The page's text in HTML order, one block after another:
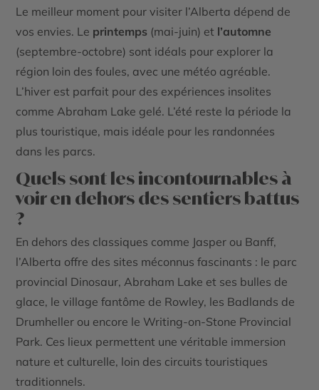
Le meilleur moment pour visiter l’Alberta dépend de
vos envies. Le printemps (mai-juin) et l’automne
(septembre-octobre) sont idéals pour explorer la
région loin des foules, avec une météo agréable.
L’hiver est parfait pour des expériences insolites
comme Abraham Lake gelé. L’été reste la période la
plus touristique, mais idéale pour les randonnées
dans les parcs.
Quels sont les incontournables à
voir en dehors des sentiers battus
?
En dehors des classiques comme Jasper ou Banff,
l’Alberta offre des sites méconnus fascinants : le parc
provincial Dinosaur, Abraham Lake et ses bulles de
glace, le village fantôme de Rowley, les Badlands de
Drumheller ou encore le Writing-on-Stone Provincial
Park. Ces lieux permettent une véritable immersion
nature et culturelle, loin des circuits touristiques
traditionnels.